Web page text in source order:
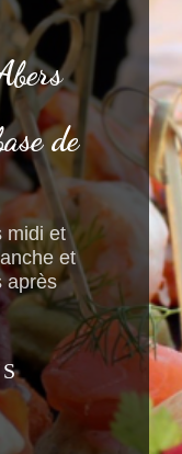
de
midi et
et
après